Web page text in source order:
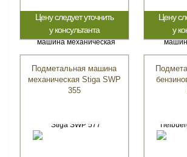
Цену следует уточнить
у консультанта
Цену
у
Подметальная машина
механическая Stiga SWP
355